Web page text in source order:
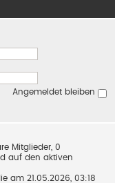
Angemeldet bleiben
Mitglieder, 0
auf den aktiven
am 21.05.2026, 03:18